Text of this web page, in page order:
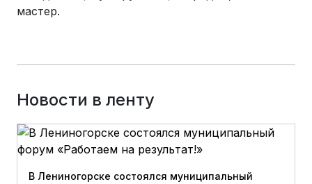
мастер.
Новости в ленту
В Лениногорске состоялся муниципальный